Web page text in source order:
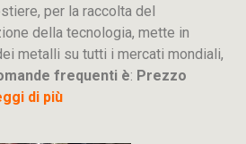
per la raccolta del
della tecnologia, mette in
metalli su tutti i mercati mondiali,
frequenti è: Prezzo
di più